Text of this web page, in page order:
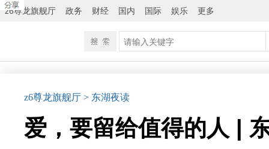
z6尊龙旗舰厅 政务 财经 国内 国际 娱乐 更多
z6尊龙旗舰厅 > 东湖夜读
爱，要留给值得的人 |